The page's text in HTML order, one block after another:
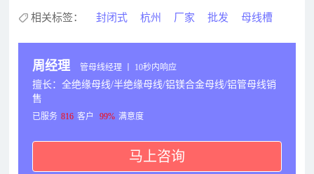
相关标签： 封闭式 杭州 厂家 批发 母线槽
周经理 管母线经理 丨 10秒内响应
擅长：全绝缘母线/半绝缘母线/铝镁合金母线/铝管母线销
售
已服务 816 客户 99% 满意度
马上咨询